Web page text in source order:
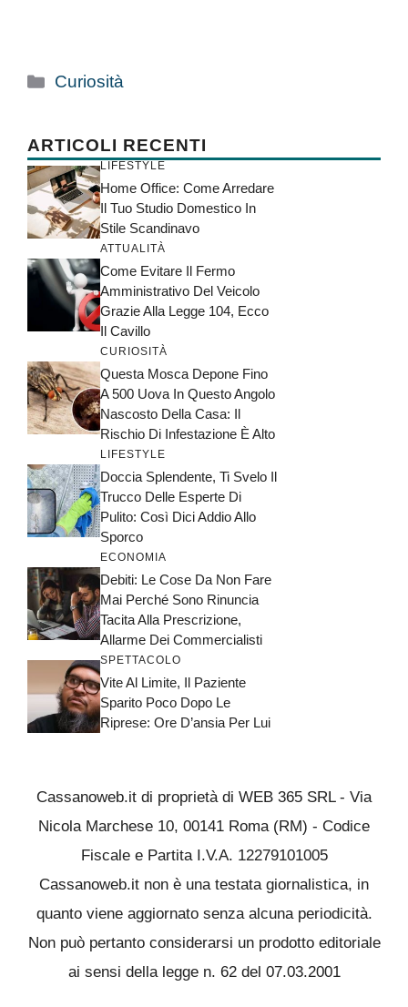
Categorie
Curiosità
ARTICOLI RECENTI
LIFESTYLE
Home Office: Come Arredare
Il Tuo Studio Domestico In
Stile Scandinavo
ATTUALITÀ
Come Evitare Il Fermo
Amministrativo Del Veicolo
Grazie Alla Legge 104, Ecco
Il Cavillo
CURIOSITÀ
Questa Mosca Depone Fino
A 500 Uova In Questo Angolo
Nascosto Della Casa: Il
Rischio Di Infestazione È Alto
LIFESTYLE
Doccia Splendente, Ti Svelo Il
Trucco Delle Esperte Di
Pulito: Così Dici Addio Allo
Sporco
ECONOMIA
Debiti: Le Cose Da Non Fare
Mai Perché Sono Rinuncia
Tacita Alla Prescrizione,
Allarme Dei Commercialisti
SPETTACOLO
Vite Al Limite, Il Paziente
Sparito Poco Dopo Le
Riprese: Ore D’ansia Per Lui
Cassanoweb.it di proprietà di WEB 365 SRL - Via
Nicola Marchese 10, 00141 Roma (RM) - Codice
Fiscale e Partita I.V.A. 12279101005
Cassanoweb.it non è una testata giornalistica, in
quanto viene aggiornato senza alcuna periodicità.
Non può pertanto considerarsi un prodotto editoriale
ai sensi della legge n. 62 del 07.03.2001